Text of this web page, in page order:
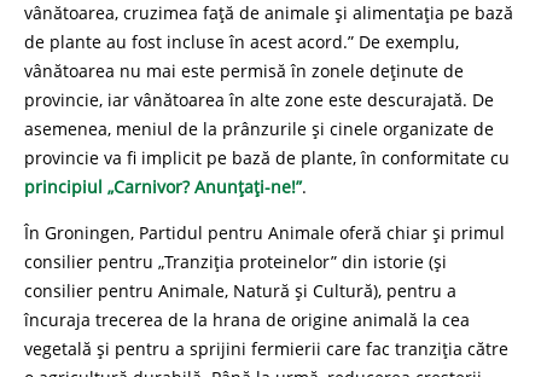
vânătoarea, cruzimea față de animale și alimentația pe bază
de plante au fost incluse în acest acord.” De exemplu,
vânătoarea nu mai este permisă în zonele deținute de
provincie, iar vânătoarea în alte zone este descurajată. De
asemenea, meniul de la prânzurile și cinele organizate de
provincie va fi implicit pe bază de plante, în conformitate cu
principiul „Carnivor? Anunțați-ne!”.
În Groningen, Partidul pentru Animale oferă chiar și primul
consilier pentru „Tranziția proteinelor” din istorie (și
consilier pentru Animale, Natură și Cultură), pentru a
încuraja trecerea de la hrana de origine animală la cea
vegetală și pentru a sprijini fermierii care fac tranziția către